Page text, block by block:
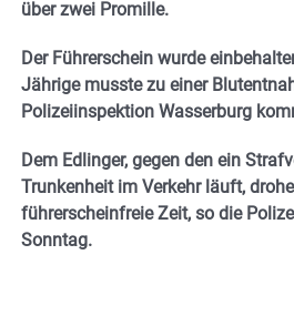
über zwei Promille.
Der Führerschein wurde
Jährige musste zu einer
Polizeiinspektion Wasserburg
Dem Edlinger, gegen den ein
Trunkenheit im Verkehr läuft,
führerscheinfreie Zeit, so die
Sonntag.